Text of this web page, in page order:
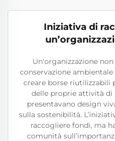
Iniziativa di
Un'organizzazione
conservazione
creare borse riutilizzabili
delle proprie attività di
presentavano design
sulla sostenibilità.
raccogliere fondi, ma
comunità